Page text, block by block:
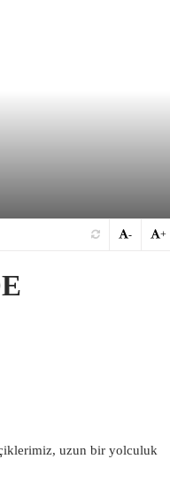
+
-
uzun bir yolculuk